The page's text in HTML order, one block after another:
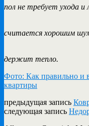
пол не требует ухода и
считается хорошим
держит тепло.
Фото: Как правильно и
квартиры
предыдущая запись
следующая запись